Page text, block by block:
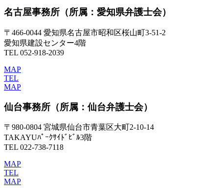
名古屋事務所 （所属：愛知県弁護士会）
〒466-0044 愛知県名古屋市昭和区桜山町3-51-2
愛知県建設センター4階
TEL 052-918-2039
MAP
TEL
MAP
仙台事務所 （所属：仙台弁護士会）
〒980-0804 宮城県仙台市青葉区大町2-10-14
TAKAYUﾊﾟｰｸｻｲﾄﾞﾋﾞﾙ3階
TEL 022-738-7118
MAP
TEL
MAP